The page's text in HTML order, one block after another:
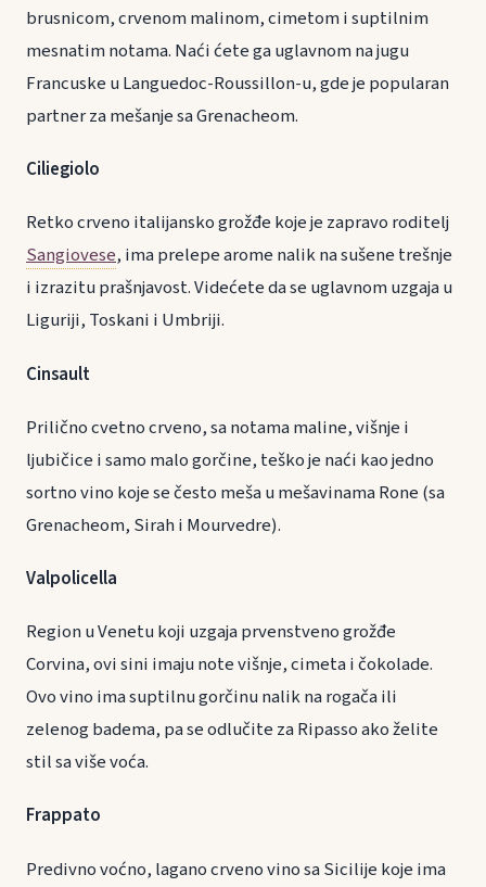
brusnicom, crvenom malinom, cimetom i suptilnim
mesnatim notama. Naći ćete ga uglavnom na jugu
Francuske u Languedoc-Roussillon-u, gde je popularan
partner za mešanje sa Grenacheom.
Ciliegiolo
Retko crveno italijansko grožđe koje je zapravo roditelj
Sangiovese, ima prelepe arome nalik na sušene trešnje
i izrazitu prašnjavost. Videćete da se uglavnom uzgaja u
Liguriji, Toskani i Umbriji.
Cinsault
Prilično cvetno crveno, sa notama maline, višnje i
ljubičice i samo malo gorčine, teško je naći kao jedno
sortno vino koje se često meša u mešavinama Rone (sa
Grenacheom, Sirah i Mourvedre).
Valpolicella
Region u Venetu koji uzgaja prvenstveno grožđe
Corvina, ovi sini imaju note višnje, cimeta i čokolade.
Ovo vino ima suptilnu gorčinu nalik na rogača ili
zelenog badema, pa se odlučite za Ripasso ako želite
stil sa više voća.
Frappato
Predivno voćno, lagano crveno vino sa Sicilije koje ima